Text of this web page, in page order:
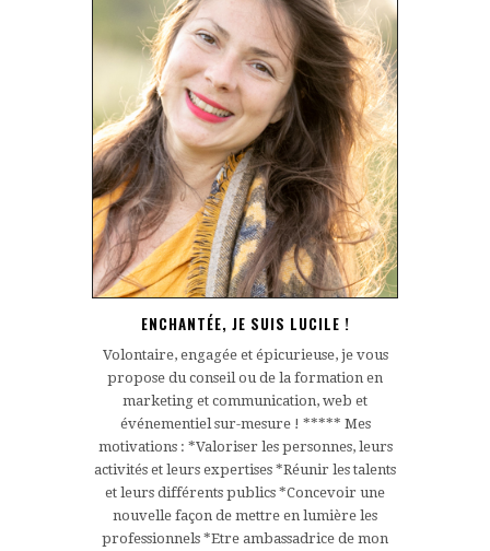
ENCHANTÉE, JE SUIS LUCILE !
Volontaire, engagée et épicurieuse, je vous
propose du conseil ou de la formation en
marketing et communication, web et
événementiel sur-mesure ! ***** Mes
motivations : *Valoriser les personnes, leurs
activités et leurs expertises *Réunir les talents
et leurs différents publics *Concevoir une
nouvelle façon de mettre en lumière les
professionnels *Etre ambassadrice de mon